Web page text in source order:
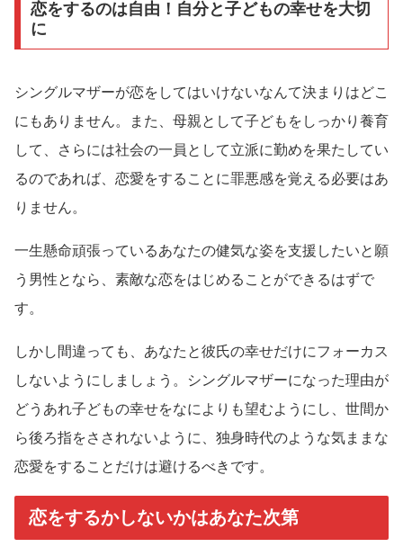
恋をするのは自由！自分と子どもの幸せを大切
に
シングルマザーが恋をしてはいけないなんて決まりはどこ
にもありません。また、母親として子どもをしっかり養育
して、さらには社会の一員として立派に勤めを果たしてい
るのであれば、恋愛をすることに罪悪感を覚える必要はあ
りません。
一生懸命頑張っているあなたの健気な姿を支援したいと願
う男性となら、素敵な恋をはじめることができるはずで
す。
しかし間違っても、あなたと彼氏の幸せだけにフォーカス
しないようにしましょう。シングルマザーになった理由が
どうあれ子どもの幸せをなによりも望むようにし、世間か
ら後ろ指をさされないように、独身時代のような気ままな
恋愛をすることだけは避けるべきです。
恋をするかしないかはあなた次第